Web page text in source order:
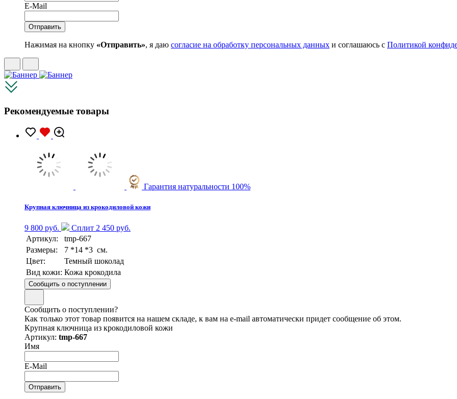
E-Mail
Нажимая на кнопку «Отправить», я даю согласие на обработку персональных данных и соглашаюсь с Политикой
Рекомендуемые товары
Гарантия натуральности 100%
Крупная ключница из крокодиловой кожи
9 800 руб.
Сплит 2 450 руб.
Артикул:
tmp-667
Размеры:
7 *14 *3 см.
Цвет:
Темный шоколад
Вид кожи: Кожа крокодила
Сообщить о поступлении
Сообщить о поступлении?
Как только этот товар появится на нашем складе, к вам на e-mail автоматически придет сообщение об этом.
Крупная ключница из крокодиловой кожи
Артикул: tmp-667
Имя
E-Mail